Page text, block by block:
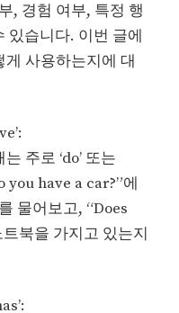
, 경험 여부, 특정 행
있습니다. 이번 글에
게 사용하는지에 대
주로 ‘do’ 또는
you have a car?”에
물어보고, “Does
북을 가지고 있는지